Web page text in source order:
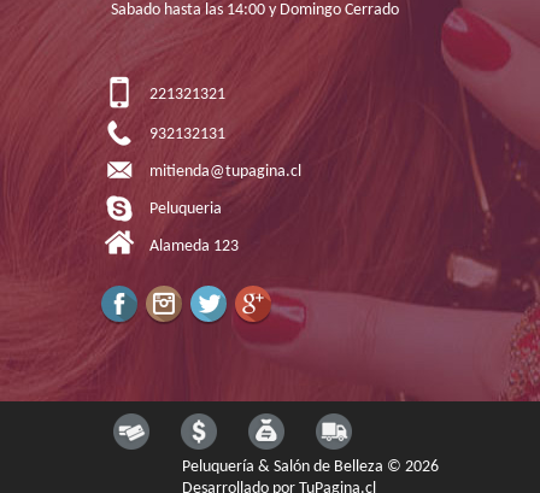
Sabado hasta las 14:00 y Domingo Cerrado
221321321
932132131
mitienda@tupagina.cl
Peluqueria
Alameda 123
Peluquería & Salón de Belleza © 2026
Desarrollado por TuPagina.cl